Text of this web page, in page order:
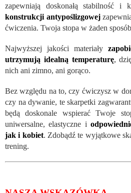
zapewniają doskonałą stabilność i
konstrukcji antypoślizgowej
ćwiczenia. Twoja stopa w żaden
Najwyższej jakości materiały
utrzymują idealną temperaturę,
nich ani zimno, ani gorąco.
Bez względu na to, czy ćwiczysz w
czy na dywanie, te skarpetki
będą doskonale wspierać Twoje
uniwersalne, elastyczne i
jak i kobiet. Zdobądź te wyjątkowe
trening.